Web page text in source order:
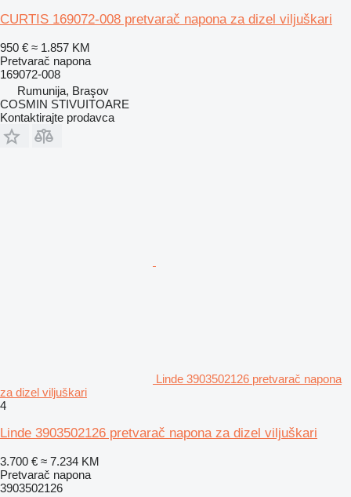
CURTIS 169072-008 pretvarač napona za dizel viljuškari
950 € ≈ 1.857 KM
Pretvarač napona
169072-008
Rumunija, Braşov
COSMIN STIVUITOARE
Kontaktirajte prodavca
Linde 3903502126 pretvarač napona
za dizel viljuškari
4
Linde 3903502126 pretvarač napona za dizel viljuškari
3.700 € ≈ 7.234 KM
Pretvarač napona
3903502126